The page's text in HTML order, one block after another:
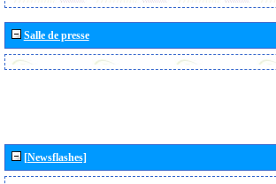
Salle de presse
[Newsflashes]